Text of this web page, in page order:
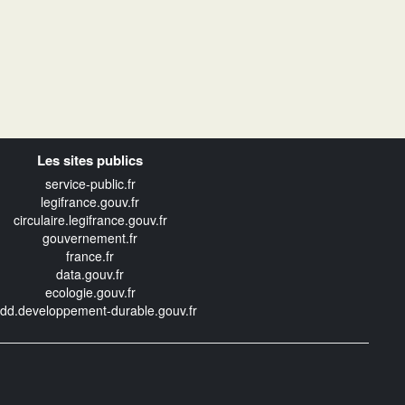
Les sites publics
service-public.fr
legifrance.gouv.fr
circulaire.legifrance.gouv.fr
gouvernement.fr
france.fr
data.gouv.fr
ecologie.gouv.fr
durable.gouv.fr